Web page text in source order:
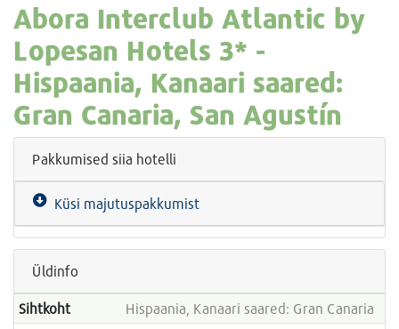
Abora Interclub Atlantic by
Lopesan Hotels 3* -
Hispaania, Kanaari saared:
Gran Canaria, San Agustín
Pakkumised siia hotelli
Küsi majutuspakkumist
Üldinfo
Sihtkoht
Hispaania, Kanaari saared: Gran Canaria